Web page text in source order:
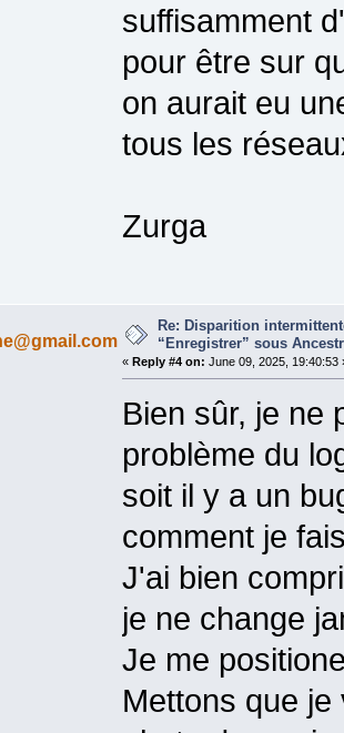
suffisamment
pour être sur
on aurait eu
tous les
Zurga
Re: Disparition
“Enregistrer” sous
« Reply #4 on: June 09, 2025, 19:40:53
Bien sûr, je ne
problème du
soit il y a un
comment je
J'ai bien
je ne change
Je me
Mettons que